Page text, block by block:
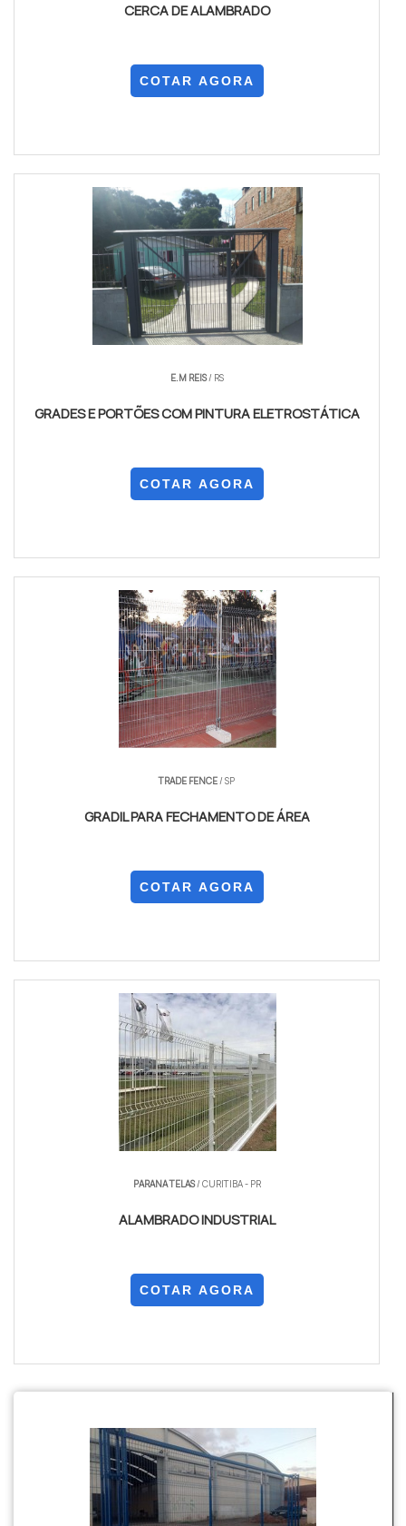
CERCA DE ALAMBRADO
COTAR AGORA
E.M REIS/ RS
GRADES E PORTÕES COM PINTURA ELETROSTÁTICA
COTAR AGORA
TRADE FENCE/ SP
GRADIL PARA FECHAMENTO DE ÁREA
COTAR AGORA
PARANA TELAS/ CURITIBA - PR
ALAMBRADO INDUSTRIAL
COTAR AGORA